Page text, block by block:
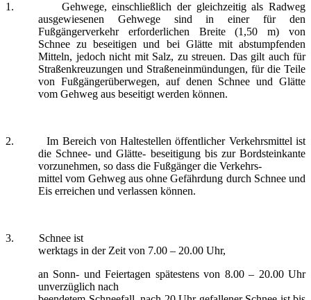
1.
Gehwege, einschließlich der gleichzeitig als Radweg
ausgewiesenen Gehwege sind in einer für den
Fußgängerverkehr erforderlichen Breite (1,50 m) von
Schnee zu beseitigen und bei Glätte mit abstumpfenden
Mitteln, jedoch nicht mit Salz, zu streuen. Das gilt auch für
Straßenkreuzungen und Straßeneinmündungen, für die Teile
von Fußgängerüberwegen, auf denen Schnee und Glätte
vom Gehweg aus beseitigt werden können.
2.
Im Bereich von Haltestellen öffentlicher Verkehrsmittel ist
die Schnee- und Glätte- beseitigung bis zur Bordsteinkante
vorzunehmen, so dass die Fußgänger die Verkehrs-
mittel vom Gehweg aus ohne Gefährdung durch Schnee und
Eis erreichen und verlassen können.
3.
Schnee ist
werktags in der Zeit von 7.00 – 20.00 Uhr,
an Sonn- und Feiertagen spätestens von 8.00 – 20.00 Uhr
unverzüglich nach